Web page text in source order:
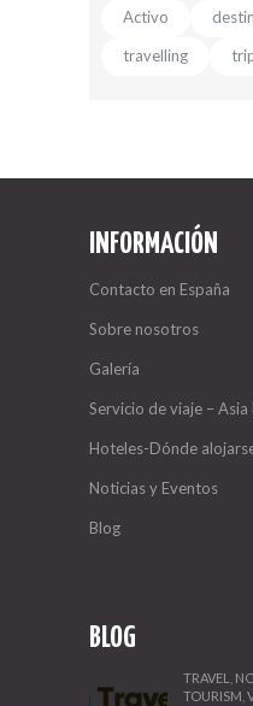
Activo
travelling
INFORMACIÓN
Contacto en España
Sobre nosotros
Galería
Servicio de viaje –
Hoteles-Dónde
Noticias y Eventos
Blog
BLOG
TRAVEL
TOURISM